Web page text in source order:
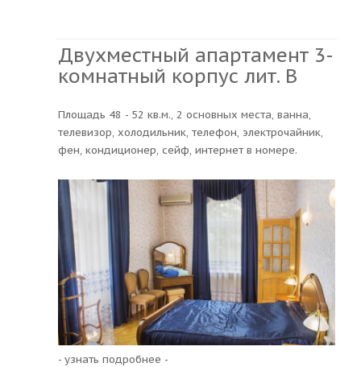
Двухместный апартамент 3-
комнатный корпус лит. В
Площадь 48 - 52 кв.м., 2 основных места, ванна,
телевизор, холодильник, телефон, электрочайник,
фен, кондиционер, сейф, интернет в номере.
- узнать подробнее -